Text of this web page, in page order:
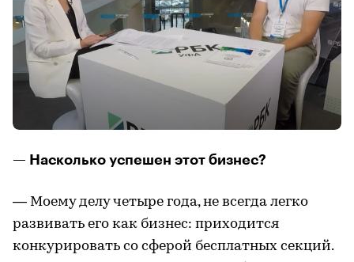
— Насколько успешен этот бизнес?
— Моему делу четыре года, не всегда легко
развивать его как бизнес: приходится
конкурировать со сферой бесплатных секций.